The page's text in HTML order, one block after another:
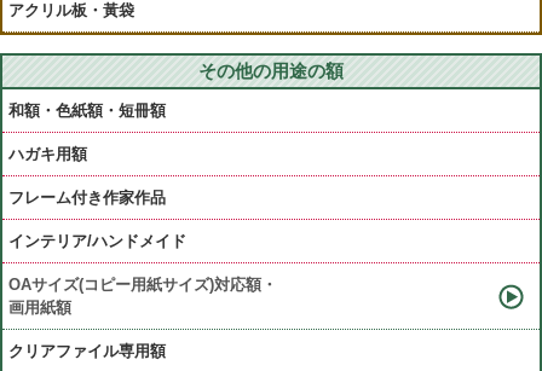
アクリル板・黃袋
その他の用途の額
和額・色紙額・短冊額
ハガキ用額
フレーム付き作家作品
インテリア/ハンドメイド
OAサイズ(コピー用紙サイズ)対応額・
画用紙額
クリアファイル専用額